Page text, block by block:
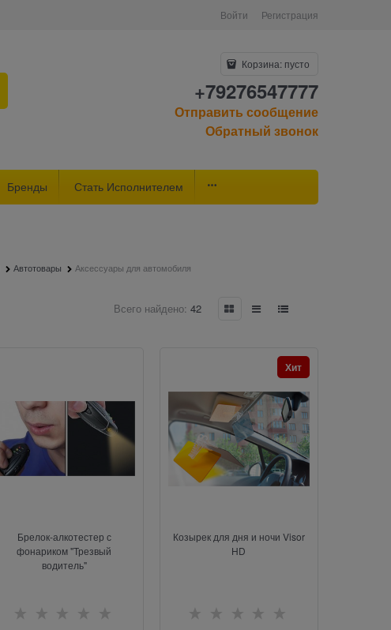
Войти Регистрация
Корзина: пусто
+79276547777
Отправить сообщение
Обратный звонок
Бренды Стать Исполнителем
Автотовары Аксессуары для автомобиля
Всего найдено: 42
Брелок-алкотестер с
фонариком "Трезвый
водитель"
Козырек для дня и ночи Visor
HD
Хит